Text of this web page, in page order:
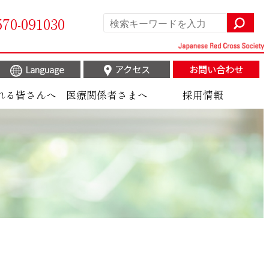
091030
Language アクセス お問い合わせ
る皆さんへ 医療関係者さまへ 採用情報